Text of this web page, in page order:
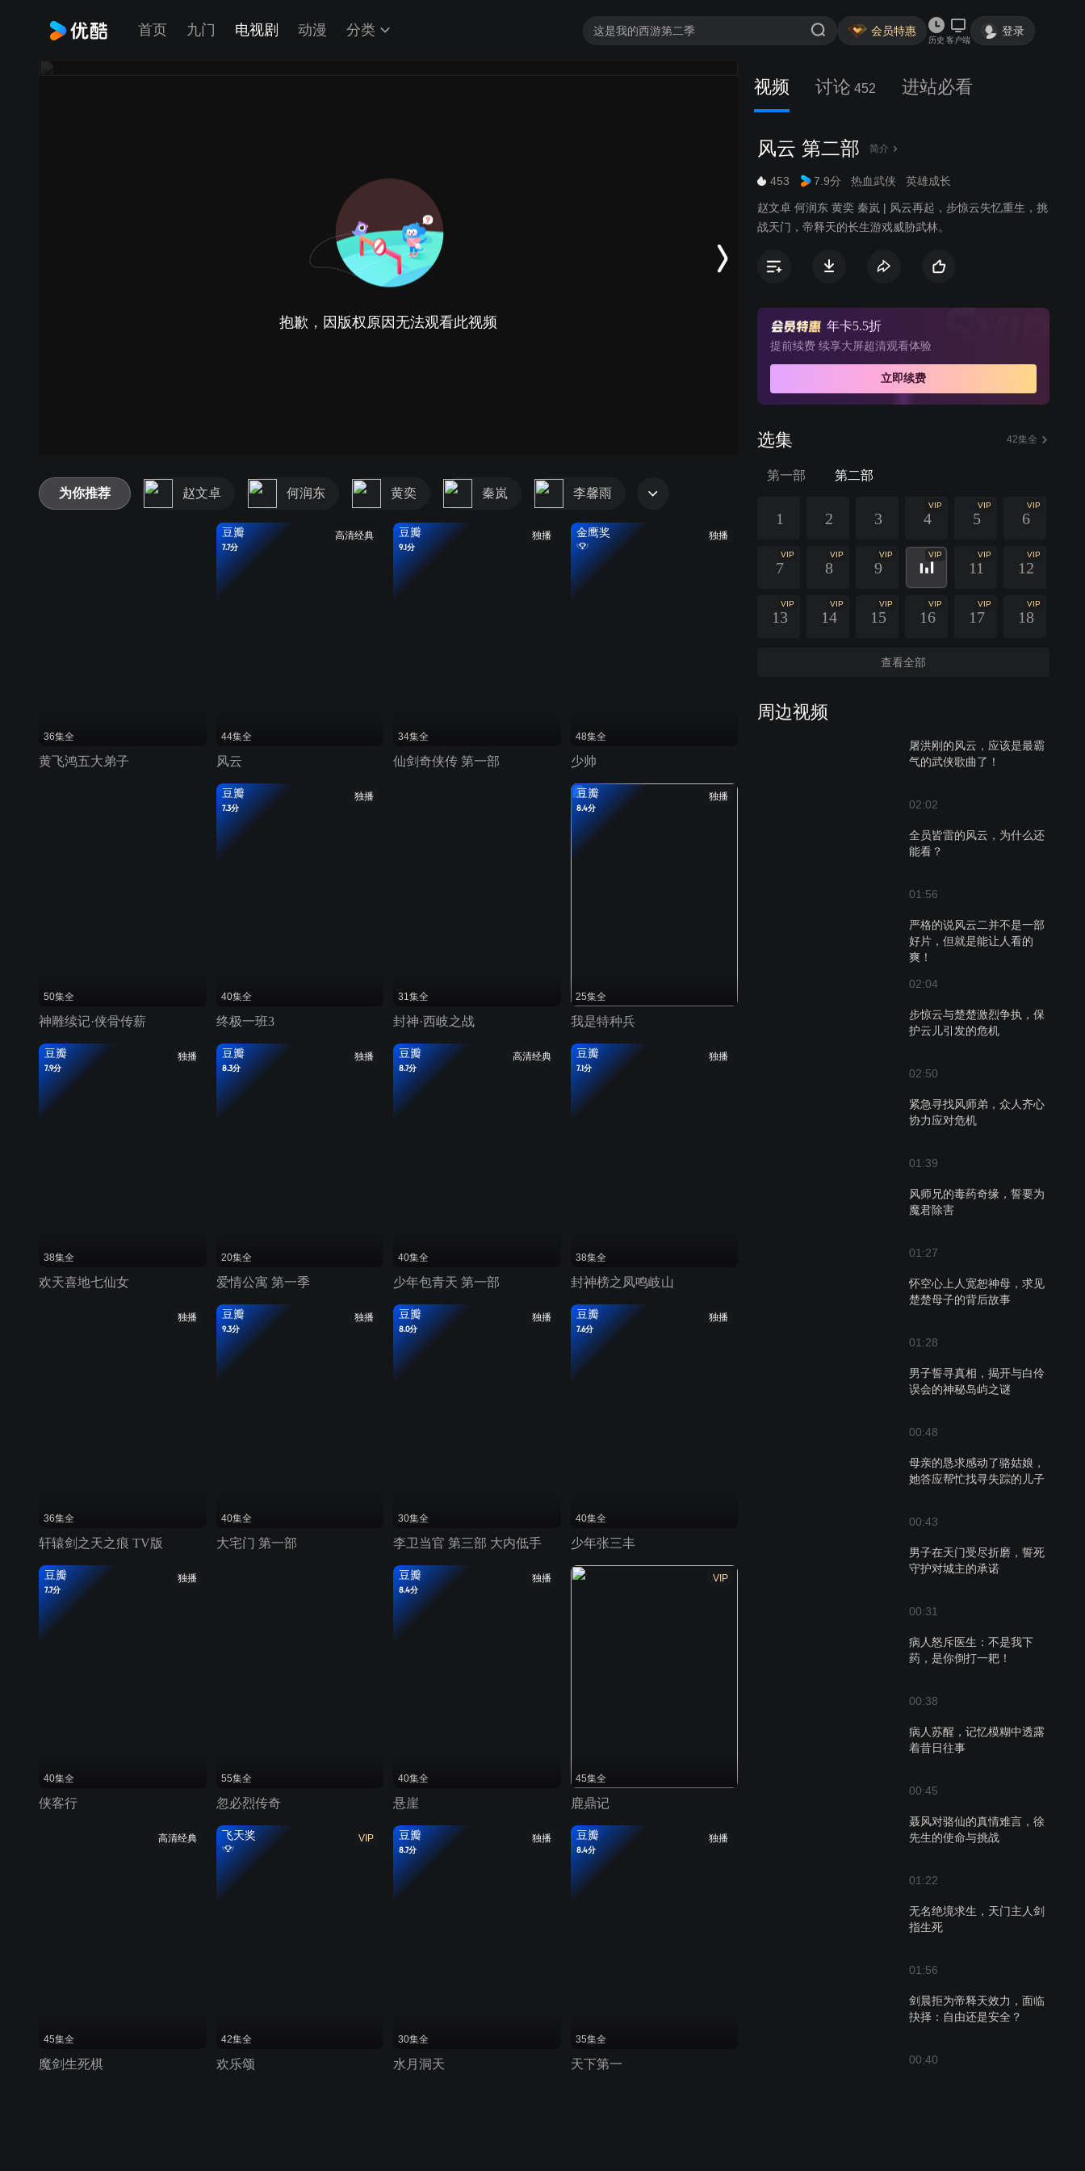
首页 九门 电视剧 动漫 分类 会员特惠
历史 客户端
登录
抱歉，因版权原因无法观看此视频
视频 讨论 452 进站必看
风云 第二部 简介
453 7.9分 热血武侠 英雄成长
赵文卓 何润东 黄奕 秦岚 | 风云再起，步惊云失忆重生，挑
战天门，帝释天的长生游戏威胁武林。
年卡5.5折
提前续费 续享大屏超清观看体验
立即续费
选集 42集全
第一部 第二部
1 2 3
VIP
4
VIP
5
VIP
6
VIP
7
VIP
8
VIP
9
VIP VIP
11
VIP
12
VIP
13
VIP
14
VIP
15
VIP
16
VIP
17
VIP
18
查看全部
周边视频
屠洪刚的风云，应该是最霸
气的武侠歌曲了！
02:02
全员皆雷的风云，为什么还
能看？
01:56
严格的说风云二并不是一部
好片，但就是能让人看的
爽！
02:04
步惊云与楚楚激烈争执，保
护云儿引发的危机
02:50
紧急寻找风师弟，众人齐心
协力应对危机
01:39
风师兄的毒药奇缘，誓要为
魔君除害
01:27
怀空心上人宽恕神母，求见
楚楚母子的背后故事
01:28
男子誓寻真相，揭开与白伶
误会的神秘岛屿之谜
00:48
母亲的恳求感动了骆姑娘，
她答应帮忙找寻失踪的儿子
00:43
男子在天门受尽折磨，誓死
守护对城主的承诺
00:31
病人怒斥医生：不是我下
药，是你倒打一耙！
00:38
病人苏醒，记忆模糊中透露
着昔日往事
00:45
聂风对骆仙的真情难言，徐
先生的使命与挑战
01:22
无名绝境求生，天门主人剑
指生死
01:56
剑晨拒为帝释天效力，面临
抉择：自由还是安全？
00:40
为你推荐 赵文卓 何润东 黄奕 秦岚 李馨雨
36集全
黄飞鸿五大弟子
高清经典
豆瓣
7.7分
44集全
风云
独播
豆瓣
9.1分
34集全
仙剑奇侠传 第一部
独播
金鹰奖
48集全
少帅
50集全
神雕续记·侠骨传薪
独播
豆瓣
7.3分
40集全
终极一班3
31集全
封神·西岐之战
独播
豆瓣
8.4分
25集全
我是特种兵
独播
豆瓣
7.9分
38集全
欢天喜地七仙女
独播
豆瓣
8.3分
20集全
爱情公寓 第一季
高清经典
豆瓣
8.7分
40集全
少年包青天 第一部
独播
豆瓣
7.1分
38集全
封神榜之凤鸣岐山
独播
36集全
轩辕剑之天之痕 TV版
独播
豆瓣
9.3分
40集全
大宅门 第一部
独播
豆瓣
8.0分
30集全
李卫当官 第三部 大内低手
独播
豆瓣
7.6分
40集全
少年张三丰
独播
豆瓣
7.7分
40集全
侠客行
55集全
忽必烈传奇
独播
豆瓣
8.4分
40集全
悬崖
VIP
45集全
鹿鼎记
高清经典
45集全
魔剑生死棋
VIP
飞天奖
42集全
欢乐颂
独播
豆瓣
8.7分
30集全
水月洞天
独播
豆瓣
8.4分
35集全
天下第一